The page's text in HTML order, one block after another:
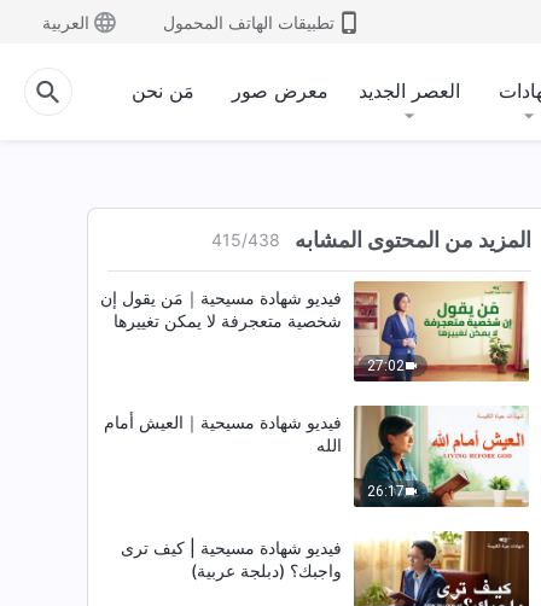
تطبيقات الهاتف المحمول العربية
العصر الجديد معرض صور مَن نحن
المزيد من المحتوى المشابه 415/438
25:11
31:34
27:02
فيديو شهادة مسيحية｜مَن يقول إن
شخصية متعجرفة لا يمكن تغييرها
26:17
فيديو شهادة مسيحية｜العيش أمام
الله
فيديو شهادة مسيحية | كيف ترى
واجبك؟ (دبلجة عربية)